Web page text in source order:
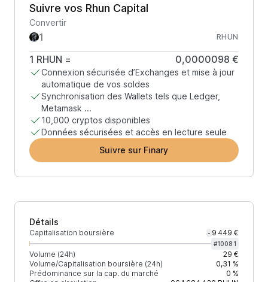
Suivre vos Rhun Capital
Convertir
RHUN
1 RHUN = 0,0000098 €
Connexion sécurisée d’Exchanges et mise à jour
automatique de vos soldes
Synchronisation des Wallets tels que Ledger,
Metamask ...
10,000 cryptos disponibles
Données sécurisées et accès en lecture seule
Suivre sur Finary
Détails
Capitalisation boursière - 9 449 €
#10081
Volume (24h)
29 €
Volume/Capitalisation boursière (24h)
0,31 %
Prédominance sur la cap. du marché
0 %